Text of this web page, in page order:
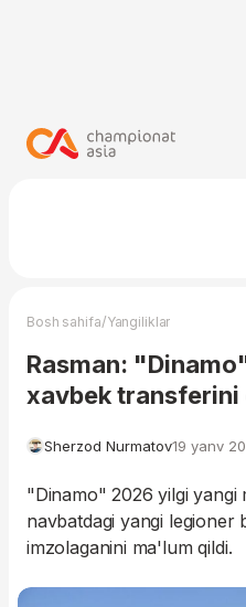
Bosh sahifa/Yangiliklar
Rasman:
xavbek
Sherzod Nurmatov19 yanv
"Dinamo" 2026 yilgi yangi
navbatdagi yangi legioner
imzolaganini ma'lum qildi.